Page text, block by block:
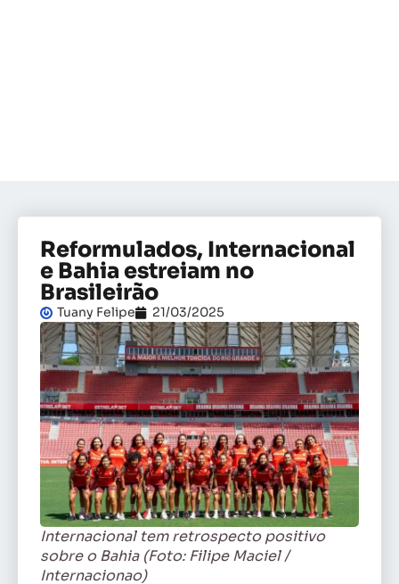
Reformulados, Internacional
e Bahia estreiam no
Brasileirão
Tuany Felipe 21/03/2025
Internacional tem retrospecto positivo
sobre o Bahia (Foto: Filipe Maciel /
Internacionao)